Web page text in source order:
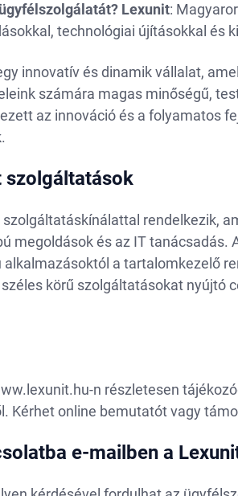
Lexunit:
technológiai újításokkal és
innovatív és dinamik vállalat,
számára magas minőségű,
az innováció és a folyamatos
szolgáltatások
rendelkezik,
megoldások és az IT tanácsadás.
a tartalomkezelő
körű szolgáltatásokat nyújtó
n részletesen
Kérhet online bemutatót vagy
e-mailben a